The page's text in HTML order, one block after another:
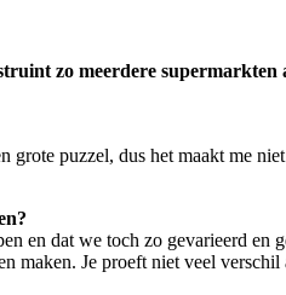
zo meerdere
puzzel, dus het maakt me
en dat we toch zo gevarieerd
maken. Je proeft niet veel